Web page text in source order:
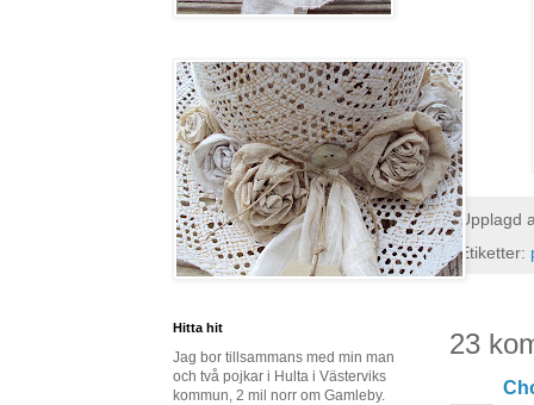
Upplagd
Etiketter:
23
Hitta hit
Jag bor tillsammans med min man
och två pojkar i Hulta i Västerviks
kommun, 2 mil norr om Gamleby.